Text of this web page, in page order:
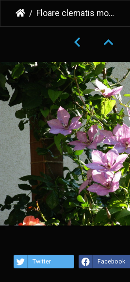
Floare clematis mov deschis
Twitter Facebook